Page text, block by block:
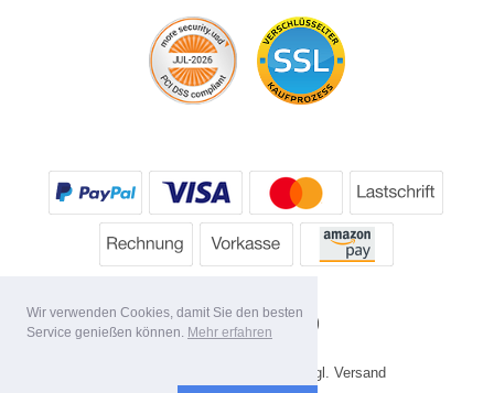
Wir verwenden Cookies, damit Sie den besten
Service genießen können. Mehr erfahren
* Alle Preise inkl. MwSt. evtl. zzgl. Versand